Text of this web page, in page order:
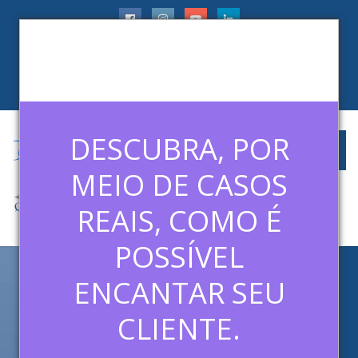
DESCUBRA, POR
MEIO DE CASOS
REAIS, COMO É
POSSÍVEL
ENCANTAR SEU
CLIENTE.
CAMPANHAS DE INCENTIVO:
ROTEIRO COMPLETO DE